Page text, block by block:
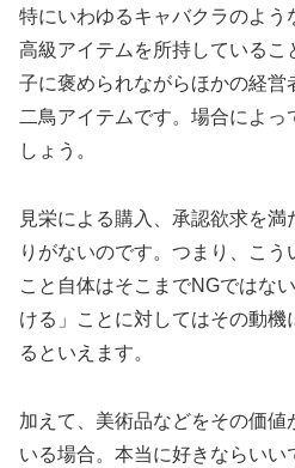
特にいわゆるキャバクラのよう
高級アイテムを所持している
子に褒められながらほかの経
二鳥アイテムです。場合によ
しょう。
見栄による購入、承認欲求を
りがないのです。つまり、こ
こと自体はそこまでNGではな
ける」ことに対してはその動
るといえます。
加えて、美術品などをその価値
いる場合。本当に好きならいい